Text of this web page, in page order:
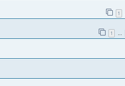
1
1 …